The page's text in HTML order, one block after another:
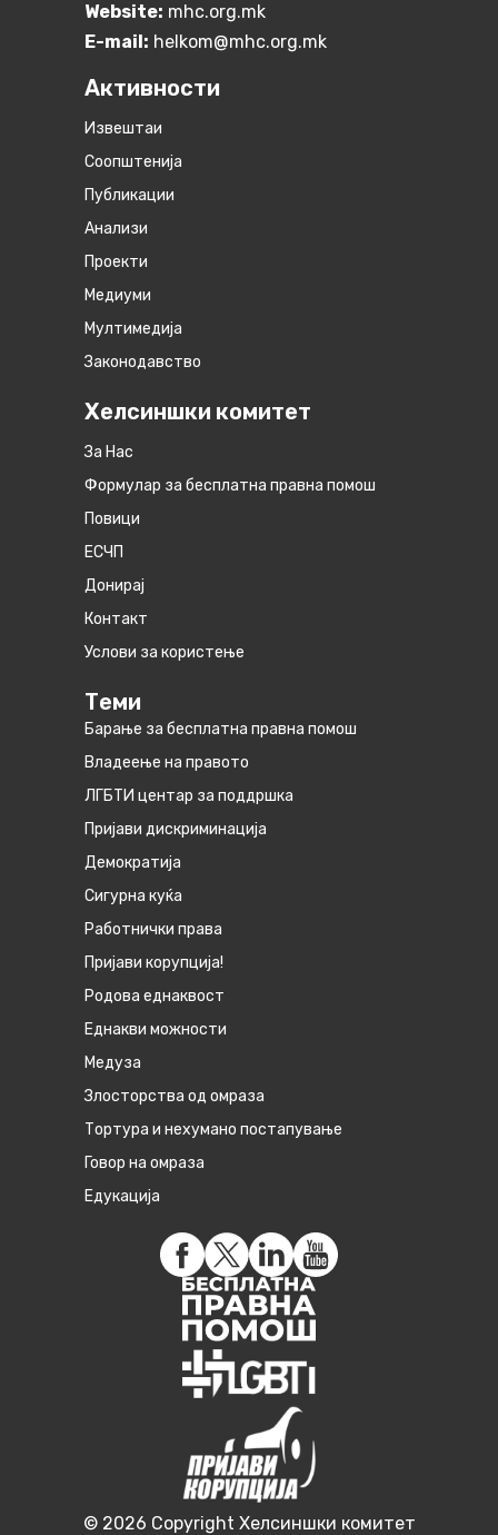
Website: mhc.org.mk
E-mail: helkom@mhc.org.mk
Активности
Извештаи
Соопштенија
Публикации
Анализи
Проекти
Медиуми
Мултимедија
Законодавство
Хелсиншки комитет
За Нас
Формулар за бесплатна правна помош
Повици
ЕСЧП
Донирај
Контакт
Услови за користење
Теми
Барање за бесплатна правна помош
Владеење на правото
ЛГБТИ центар за поддршка
Пријави дискриминација
Демократија
Сигурна куќа
Работнички права
Пријави корупција!
Родова еднаквост
Eднакви можности
Медуза
Злосторства од омраза
Тортура и нехумано постапување
Говор на омраза
Едукација
© 2026 Copyright Хелсиншки комитет